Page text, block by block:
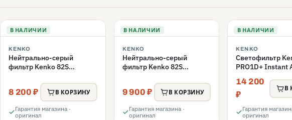
В НАЛИЧИИ
KENKO
Нейтрально-серый
фильтр Kenko 82S
8 200 ₽ В КОРЗИНУ
Гарантия магазина ·
оригинал
В НАЛИЧИИ
KENKO
Нейтрально-серый
фильтр Kenko 82S
9 900 ₽ В КОРЗИНУ
Гарантия магазина ·
оригинал
В НАЛИЧИИ
KENKO
Светофильтр
PRO1D+ Instant
переменной
82mm
14 200
₽
В
Гарантия
оригинал